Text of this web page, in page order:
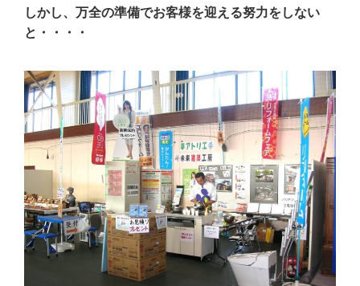
しかし、万全の準備でお客様を迎える努力をしない
と・・・・